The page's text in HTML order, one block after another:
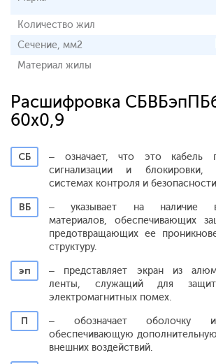
Количество жил
Сечение, мм2
Материал жилы
Расшифровка
60х0,9
СБ
– означает, что это кабель
сигнализации и блокировки,
системах контроля и
ВБ
– указывает на наличие
материалов, обеспечивающих
предотвращающих ее
структуру.
эп
– представляет экран из
ленты, служащий для
электромагнитных помех.
П
– обозначает оболочку
обеспечивающую
внешних воздействий.